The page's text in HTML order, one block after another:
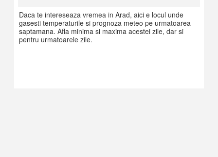
Daca te intereseaza vremea in Arad, aici e locul unde
gasesti temperaturile si prognoza meteo pe urmatoarea
saptamana. Afla minima si maxima acestei zile, dar si
pentru urmatoarele zile.